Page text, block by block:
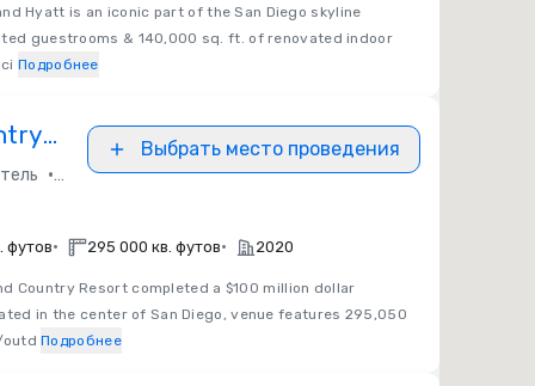
Hyatt is an iconic part of the San Diego skyline
guestrooms & 140,000 sq. ft. of renovated indoor
Подробнее
• Independent / Other
Выбрать место проведения
футов• 295 000 кв. футов• 2020
Country Resort completed a $100 million dollar
in the center of San Diego, venue features 295,050
Подробнее